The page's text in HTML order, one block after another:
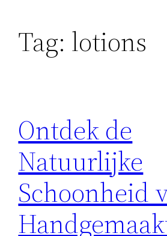
Tag: lotions
Ontdek de
Natuurlijke
Schoonheid